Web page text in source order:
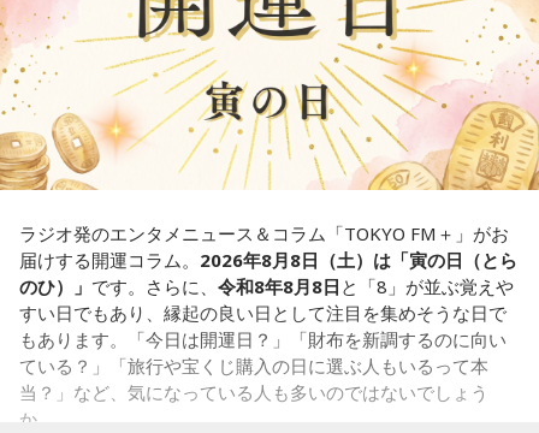
この日の放送をradikoタイムフリーで聴く
※放送エリア外の方は、プレミアム会員の登録でご利用いた
だけます。
----------------------------------------------------
＜番組概要＞
番組名：JA全農 COUNTDOWN JAPAN
ト
放送日時：毎週土曜 13:00～13:53
パーソナリティ：遠山大輔（グランジ）、潮紗理菜
番組Webサイト：https://www.tfm.co.jp/countdownjapan/
番組公式X：
@JA_CDJ
気な「キャー！」というのも、元気なときには「もう！」と
いうくらいで済むけれど、頭が痛いときはキツイもんね。そ
ういうことなんですよね。
自分の体力、コンディション。「元気」の「気」は中がお米
（氣）だから、しっかり食べて、元気をつけていってくださ
い。それも、仕事のうちです。
パートナーの奥迫協子、パーソナリティの江原啓之
●江原啓之 今夜の格言
「フィジカルはスピリチュアルの基本です」
込んでしまうのか……その理由と、我慢の深さがわかります。
【解答】
1．こぼれてしまわないか……我慢しすぎ度90％
限界が気になったあなた。本音をギリギリまで溜め込んでい
ませんか。「嫌われるかも」という不安から、言葉を飲み込
み続けてきたのでは。でも、あなたが少し本音を見せても、
大切な人は離れていきません。小さな「イヤ」から、言葉に
してみましょう。
2．こんなに必要なのか……我慢しすぎ度45％
水の価値を気にしたあなた。裏を返せば、自分の意見に「言
うほどの価値があるのかな」と、自信を持てずにいるのかも
しれません。しかし、あなたの考えには、ちゃんと意味があ
ります。肩の力を抜いて、まずは思ったことを口にする練習
ラジオ発のエンタメニュース＆コラム「TOKYO FM＋」がお
届けする開運コラム。 2026年8月8日（土）は「寅の日（とら
のひ）」 です。さらに、 令和8年8月8日 と「8」が並ぶ覚えや
すい日でもあり、縁起の良い日として注目を集めそうな日で
もあります。「今日は開運日？」「財布を新調するのに向い
ている？」「旅行や宝くじ購入の日に選ぶ人もいるって本
当？」など、気になっている人も多いのではないでしょう
か。